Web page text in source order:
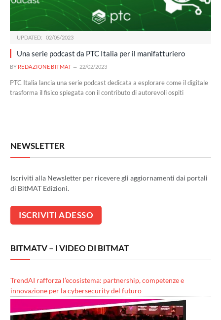
UPDATED: 02/05/2023
Una serie podcast da PTC Italia per il manifatturiero
BY REDAZIONE BITMAT 22/02/2023
PTC Italia lancia una serie podcast dedicata a esplorare come il digitale
trasforma il fisico spiegata con il contributo di autorevoli ospiti
NEWSLETTER
Iscriviti alla Newsletter per ricevere gli aggiornamenti dai portali
di BitMAT Edizioni.
BITMATV – I VIDEO DI BITMAT
TrendAI rafforza l’ecosistema: partnership, competenze e
innovazione per la cybersecurity del futuro